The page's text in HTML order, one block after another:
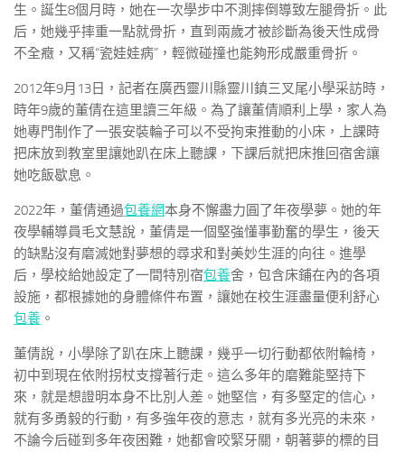
生。誕生8個月時，她在一次學步中不測摔倒導致左腿骨折。此
后，她幾乎摔重一點就骨折，直到兩歲才被診斷為後天性成骨
不全癥，又稱“瓷娃娃病”，輕微碰撞也能夠形成嚴重骨折。
2012年9月13日，記者在廣西靈川縣靈川鎮三叉尾小學采訪時，
時年9歲的董倩在這里讀三年級。為了讓董倩順利上學，家人為
她專門制作了一張安裝輪子可以不受拘束推動的小床，上課時
把床放到教室里讓她趴在床上聽課，下課后就把床推回宿舍讓
她吃飯歇息。
2022年，董倩通過包養網本身不懈盡力圓了年夜學夢。她的年
夜學輔導員毛文慧說，董倩是一個堅強懂事勤奮的學生，後天
的缺點沒有磨滅她對夢想的尋求和對美妙生涯的向往。進學
后，學校給她設定了一間特別宿包養舍，包含床鋪在內的各項
設施，都根據她的身體條件布置，讓她在校生涯盡量便利舒心
包養 。
董倩說，小學除了趴在床上聽課，幾乎一切行動都依附輪椅，
初中到現在依附拐杖支撐著行走。這么多年的磨難能堅持下
來，就是想證明本身不比別人差。她堅信，有多堅定的信心，
就有多勇毅的行動，有多強年夜的意志，就有多光亮的未來，
不論今后碰到多年夜困難，她都會咬緊牙關，朝著夢的標的目